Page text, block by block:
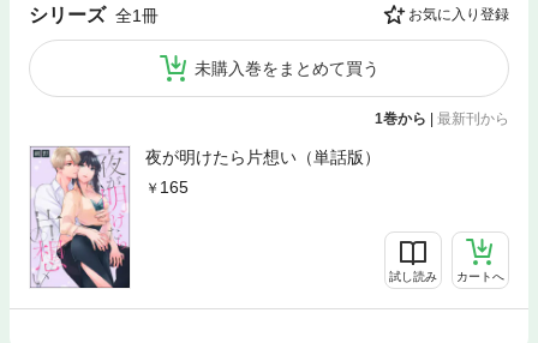
シリーズ 全1冊 お気に入り登録
未購入巻をまとめて買う
1巻から | 最新刊から
夜が明けたら片想い（単話版）
165
試し読み カートへ